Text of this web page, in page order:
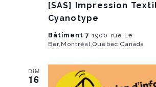
[SAS] Impression
Cyanotype
Bâtiment 7 1900 rue Le
Ber,Montréal,Québec,Canada
DIM
16